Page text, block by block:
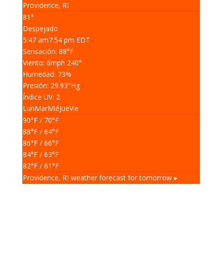
Providence, RI
81°
Despejado
5:47 am7:54 pm EDT
Sensación: 88°F
Viento: 6mph 240°
Humedad: 73%
Presión: 29.93"Hg
Índice UV: 2
LunMarMiéJueVie
90°F/ 70°F
88°F/ 64°F
86°F/ 66°F
84°F/ 63°F
82°F/ 61°F
Providence, RI weather forecast for tomorrow ▸